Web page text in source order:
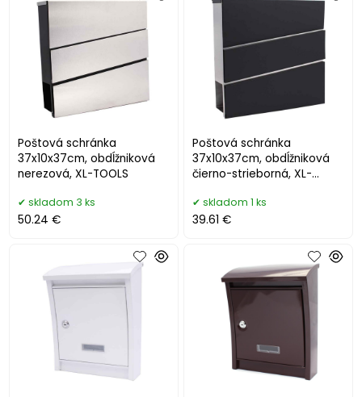
Poštová schránka
37x10x37cm, obdĺžniková
nerezová, XL-TOOLS
skladom 3 ks
50.24 €
Poštová schránka
37x10x37cm, obdĺžniková
čierno-strieborná, XL-
skladom 1 ks
39.61 €